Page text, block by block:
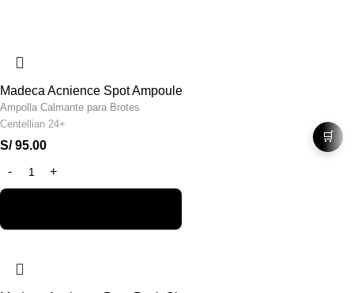
Madeca Acnience Spot Ampoule
Ampolla Calmante para Brotes
Centellian 24+
S/95.00
🛒